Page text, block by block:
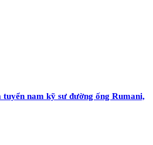
nam kỹ sư đường ống Rumani,